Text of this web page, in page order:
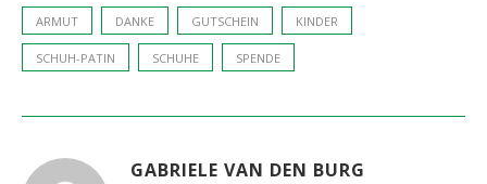
ARMUT DANKE GUTSCHEIN KINDER
SCHUH-PATIN SCHUHE SPENDE
GABRIELE VAN DEN BURG